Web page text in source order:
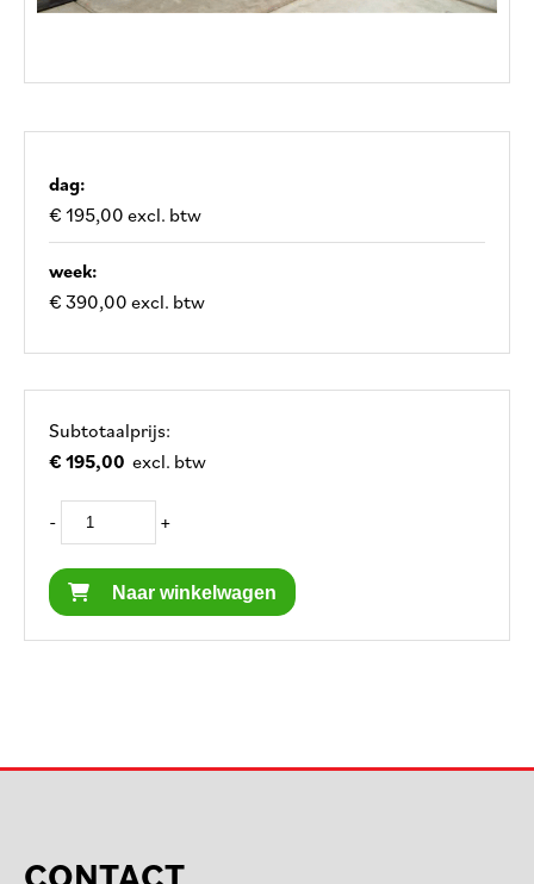
dag:
€ 195,00 excl. btw
week:
€ 390,00 excl. btw
Subtotaalprijs:
€ 195,00 excl. btw
- +
Naar winkelwagen